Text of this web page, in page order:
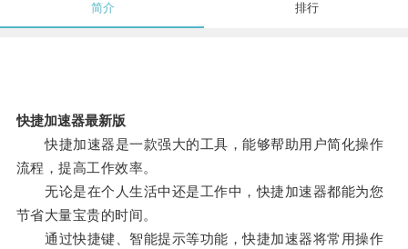
简介 排行
快捷加速器最新版
快捷加速器是一款强大的工具，能够帮助用户简化操作
流程，提高工作效率。
无论是在个人生活中还是工作中，快捷加速器都能为您
节省大量宝贵的时间。
通过快捷键、智能提示等功能，快捷加速器将常用操作